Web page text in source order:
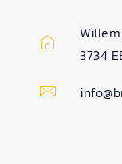
3734